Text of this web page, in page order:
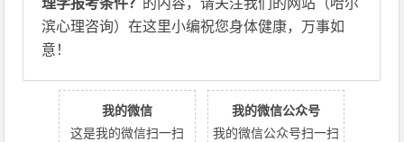
理学报考条件？ 的内容，请关注我们的网站（哈尔
滨心理咨询）在这里小编祝您身体健康，万事如
意！
我的微信
这是我的微信扫一扫
我的微信公众号
我的微信公众号扫一扫